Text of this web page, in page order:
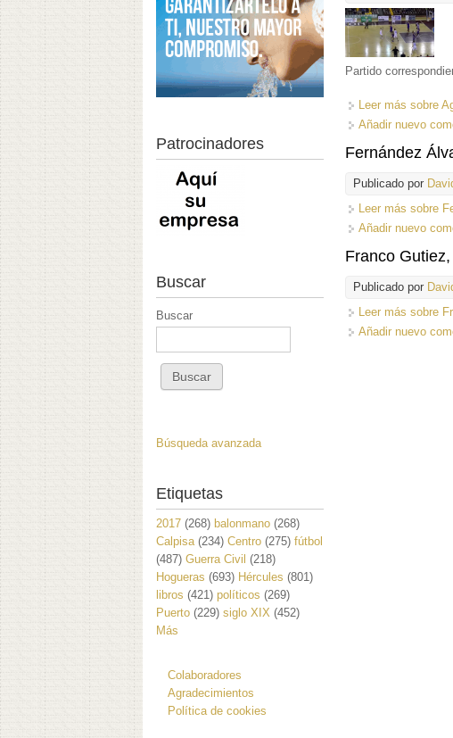
Partido
Leer más sobre
Añadir nuevo
Fernández
Publicado por
Leer más sobre
Añadir nuevo
Franco
Publicado por
Leer más sobre
Añadir nuevo
Patrocinadores
Buscar
Buscar
Búsqueda avanzada
Etiquetas
2017 (268) balonmano (268)
Calpisa (234) Centro (275) fútbol
(487) Guerra Civil (218)
Hogueras (693) Hércules (801)
libros (421) políticos (269)
Puerto (229) siglo XIX (452)
Más
Colaboradores
Agradecimientos
Política de cookies